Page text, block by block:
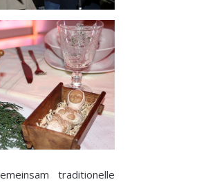
traditionelle